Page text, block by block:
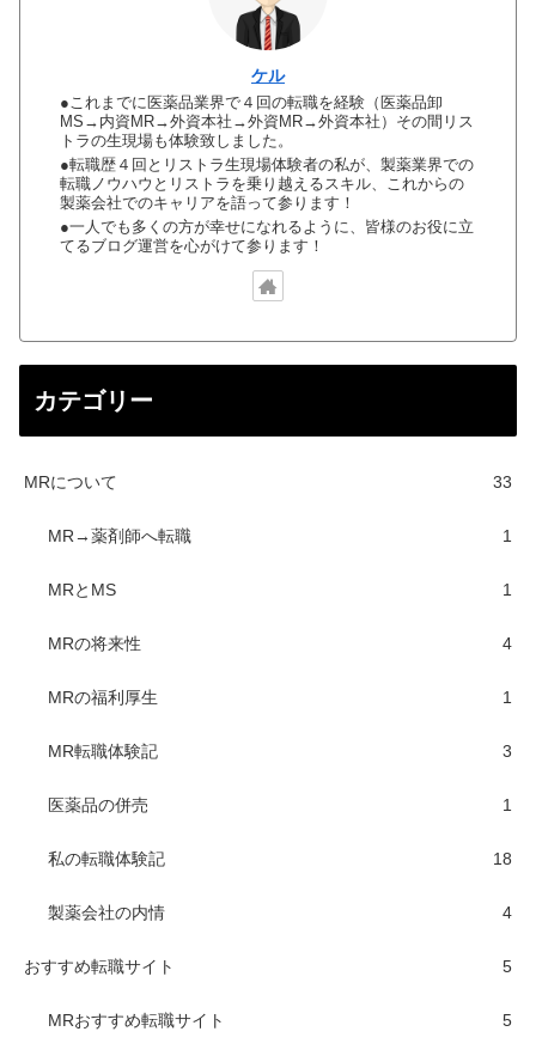
ケル
●これまでに医薬品業界で４回の転職を経験（医薬品卸
MS→内資MR→外資本社→外資MR→外資本社）その間リス
トラの生現場も体験致しました。
●転職歴４回とリストラ生現場体験者の私が、製薬業界での
転職ノウハウとリストラを乗り越えるスキル、これからの
製薬会社でのキャリアを語って参ります！
●一人でも多くの方が幸せになれるように、皆様のお役に立
てるブログ運営を心がけて参ります！
カテゴリー
MRについて 33
MR→薬剤師へ転職 1
MRとMS 1
MRの将来性 4
MRの福利厚生 1
MR転職体験記 3
医薬品の併売 1
私の転職体験記 18
製薬会社の内情 4
おすすめ転職サイト 5
MRおすすめ転職サイト 5